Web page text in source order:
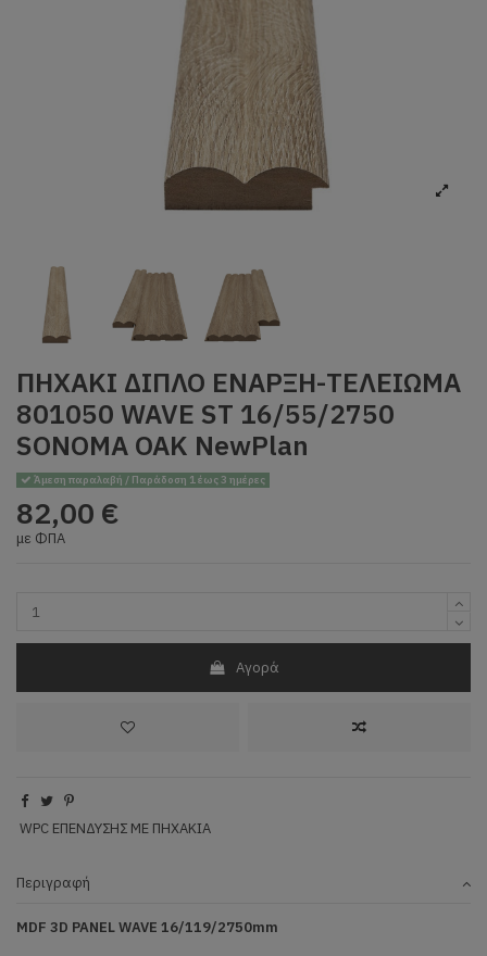
ΠΗΧΑΚΙ ΔΙΠΛΟ ΕΝΑΡΞΗ-ΤΕΛΕΙΩΜΑ
801050 WAVE ST 16/55/2750
SONOMA OAK NewPlan
Άμεση παραλαβή / Παράδοση 1 έως 3 ημέρες
82,00 €
με ΦΠΑ
Αγορά
WPC ΕΠΕΝΔΥΣΗΣ ΜΕ ΠΗΧΑΚΙΑ
Περιγραφή
MDF 3D PANELWAVE 16/119/2750mm